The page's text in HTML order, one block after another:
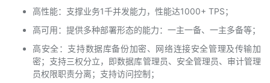
高性能：支撑业务1千并发能力，性能达1000+ TPS；
高可用：提供多种部署形态的能力：一主一备、一主多备等；
高安全：支持数据库备份加密、网络连接安全管理及传输加
密；支持三权分立，即数据库管理员、安全管理员、审计管理
员权限职责分离；支持访问控制；